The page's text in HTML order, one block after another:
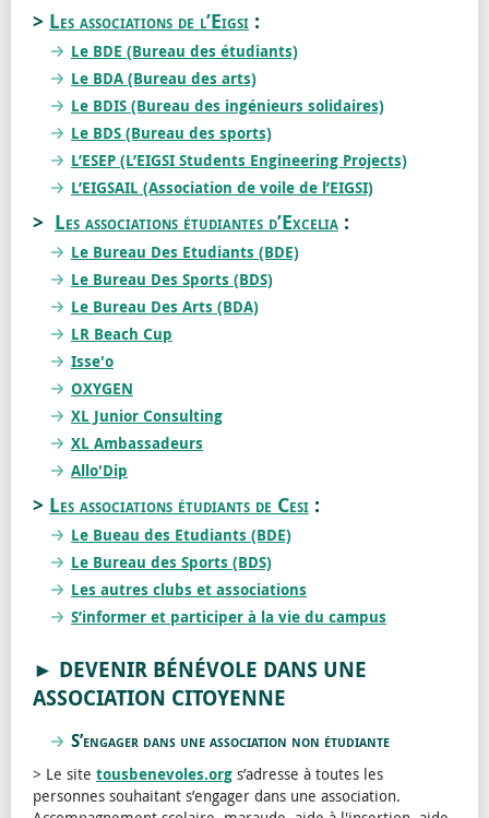
> Les associations de l’Eigsi :
Le BDE (Bureau des étudiants)
Le BDA (Bureau des arts)
Le BDIS (Bureau des ingénieurs solidaires)
Le BDS (Bureau des sports)
L’ESEP (L’EIGSI Students Engineering Projects)
L’EIGSAIL (Association de voile de l’EIGSI)
> Les associations étudiantes d’Excelia :
Le Bureau Des Etudiants (BDE)
Le Bureau Des Sports (BDS)
Le Bureau Des Arts (BDA)
LR Beach Cup
Isse'o
OXYGEN
XL Junior Consulting
XL Ambassadeurs
Allo'Dip
> Les associations étudiants de Cesi :
Le Bueau des Etudiants (BDE)
Le Bureau des Sports (BDS)
Les autres clubs et associations
S’informer et participer à la vie du campus
► DEVENIR BÉNÉVOLE DANS UNE
ASSOCIATION CITOYENNE
S’engager dans une association non étudiante
> Le site tousbenevoles.org s’adresse à toutes les
personnes souhaitant s’engager dans une association.